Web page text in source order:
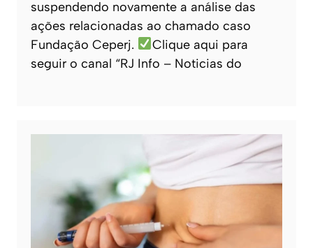
suspendendo novamente a análise das
ações relacionadas ao chamado caso
Fundação Ceperj.
Clique aqui para
seguir o canal “RJ Info – Noticias do